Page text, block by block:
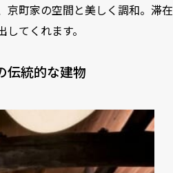
京町家の空間と美しく調和。滞在
てくれます。
伝統的な建物